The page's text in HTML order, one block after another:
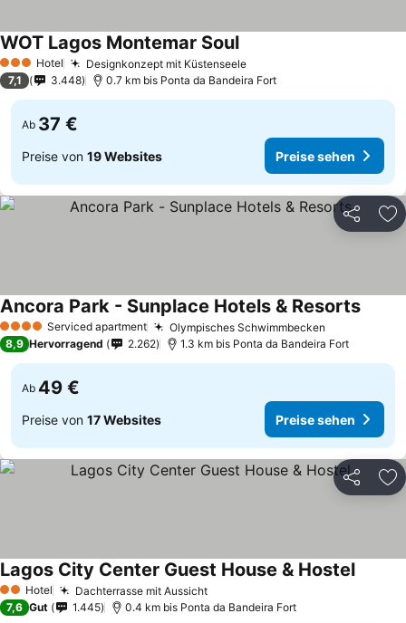
3 SterneHotel Designkonzept mit Küstenseele
WOT Lagos Montemar Soul
7,1 3.448 0.7 km bis Ponta da Bandeira Fort
Ab 37 €
Preise von 19 Websites Preise sehen
Teilen
4 Sterne Serviced apartment Olympisches Schwimmbecken
Ancora Park - Sunplace Hotels & Resorts
8,9 Hervorragend 2.262 1.3 km bis Ponta da Bandeira Fort
Ab 49 €
Preise von 17 Websites Preise sehen
Teilen
2 Sterne
Hotel Dachterrasse mit Aussicht
Lagos City Center Guest House & Hostel
7,6 Gut 1.445 0.4 km bis Ponta da Bandeira Fort